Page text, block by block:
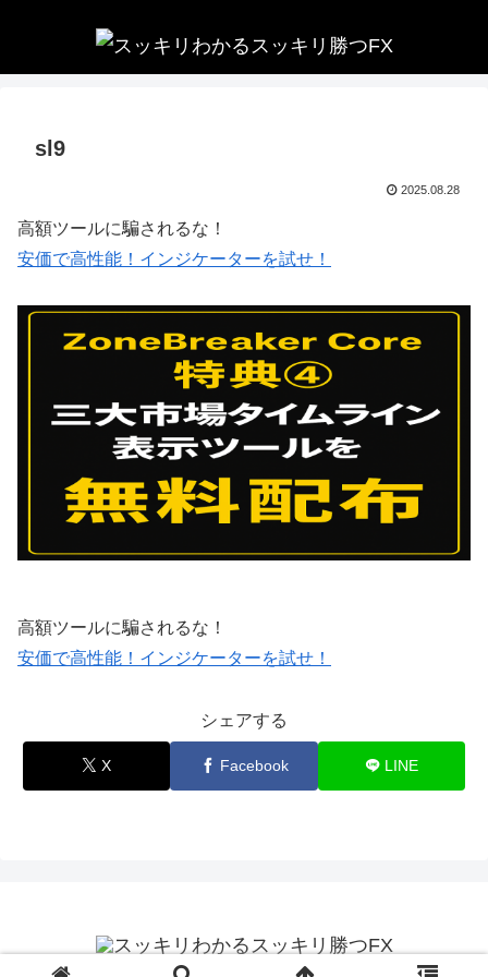
sl9
2025.08.28
高額ツールに騙されるな！
安価で高性能！インジケーターを試せ！
高額ツールに騙されるな！
安価で高性能！インジケーターを試せ！
シェアする
X Facebook LINE